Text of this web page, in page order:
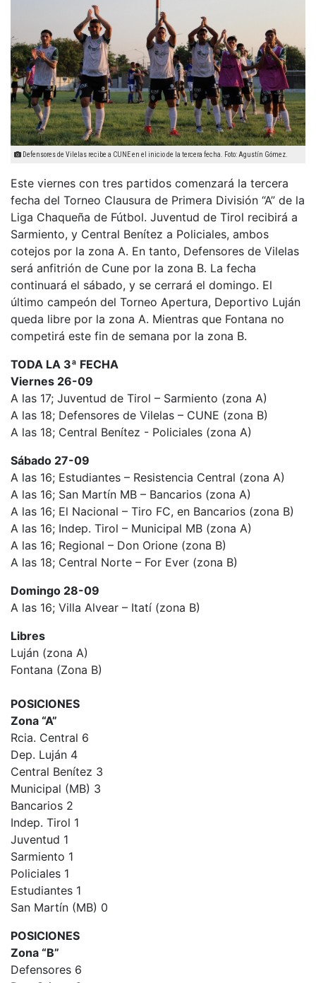
Defensores de Vilelas recibe a CUNE en el inicio de la tercera fecha. Foto: Agustín Gómez.
Este viernes con tres partidos comenzará la tercera
fecha del Torneo Clausura de Primera División “A” de la
Liga Chaqueña de Fútbol. Juventud de Tirol recibirá a
Sarmiento, y Central Benítez a Policiales, ambos
cotejos por la zona A. En tanto, Defensores de Vilelas
será anfitrión de Cune por la zona B. La fecha
continuará el sábado, y se cerrará el domingo. El
último campeón del Torneo Apertura, Deportivo Luján
queda libre por la zona A. Mientras que Fontana no
competirá este fin de semana por la zona B.
TODA LA 3ª FECHA
Viernes 26-09
A las 17; Juventud de Tirol – Sarmiento (zona A)
A las 18; Defensores de Vilelas – CUNE (zona B)
A las 18; Central Benítez - Policiales (zona A)
Sábado 27-09
A las 16; Estudiantes – Resistencia Central (zona A)
A las 16; San Martín MB – Bancarios (zona A)
A las 16; El Nacional – Tiro FC, en Bancarios (zona B)
A las 16; Indep. Tirol – Municipal MB (zona A)
A las 16; Regional – Don Orione (zona B)
A las 18; Central Norte – For Ever (zona B)
Domingo 28-09
A las 16; Villa Alvear – Itatí (zona B)
Libres
Luján (zona A)
Fontana (Zona B)
POSICIONES
Zona “A”
Rcia. Central 6
Dep. Luján 4
Central Benítez 3
Municipal (MB) 3
Bancarios 2
Indep. Tirol 1
Juventud 1
Sarmiento 1
Policiales 1
Estudiantes 1
San Martín (MB) 0
POSICIONES
Zona “B”
Defensores 6